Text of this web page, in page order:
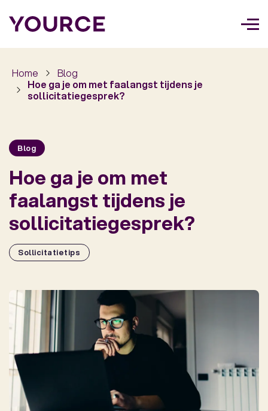
Home
Blog
Hoe ga je om met faalangst tijdens je
sollicitatiegesprek?
Blog
Hoe ga je om met
faalangst tijdens je
sollicitatiegesprek?
Sollicitatietips